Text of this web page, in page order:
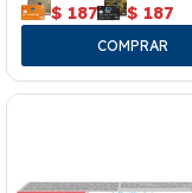
$ 187 $ 187